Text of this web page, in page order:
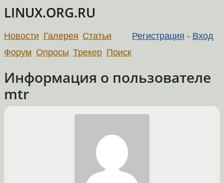
LINUX.ORG.RU
Регистрация - Вход
Новости Галерея Статьи
Форум Опросы Трекер Поиск
Информация о пользователе
mtr